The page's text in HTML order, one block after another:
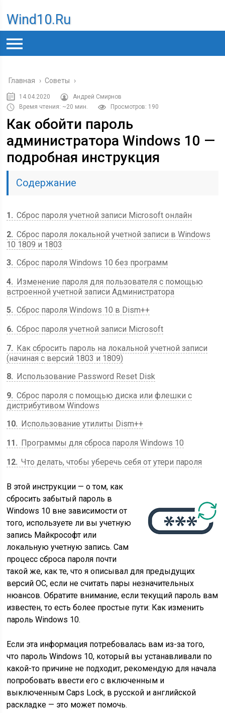
Wind10.ru
Главная › Советы ›
14.04.2020
Андрей Смирнов
Время чтения: ~20 мин.
Просмотров: 190
Как обойти пароль
администратора Windows 10 —
подробная инструкция
Содержание
1
Сброс пароля учетной записи Microsoft онлайн
2 Сброс пароля локальной учетной записи в Windows
10 1809 и 1803
3 Сброс пароля Windows 10 без программ
4
Изменение пароля для пользователя с помощью
встроенной учетной записи Администратора
5 Сброс пароля Windows 10 в Dism++
6 Сброс пароля учетной записи Microsoft
7
Как сбросить пароль на локальной учетной записи
(начиная с версий 1803 и 1809)
8
Использование Password Reset Disk
9 Сброс пароля с помощью диска или флешки с
дистрибутивом Windows
10
Использование утилиты Dism++
11
Программы для сброса пароля Windows 10
12 Что делать, чтобы уберечь себя от утери пароля
В этой инструкции — о том, как
сбросить забытый пароль в
Windows 10 вне зависимости от
того, используете ли вы учетную
запись Майкрософт или
локальную учетную запись. Сам
процесс сброса пароля почти
такой же, как те, что я описывал для предыдущих
версий ОС, если не считать пары незначительных
нюансов. Обратите внимание, если текущий пароль вам
известен, то есть более простые пути: Как изменить
пароль Windows 10.
Если эта информация потребовалась вам из-за того,
что пароль Windows 10, который вы устанавливали по
какой-то причине не подходит, рекомендую для начала
попробовать ввести его с включенным и
выключенным Caps Lock, в русской и английской
раскладке — это может помочь.